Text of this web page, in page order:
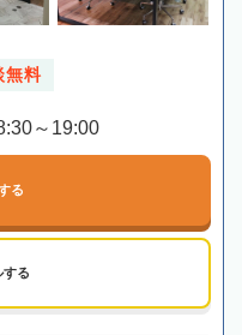
無料
～19:00
る
する